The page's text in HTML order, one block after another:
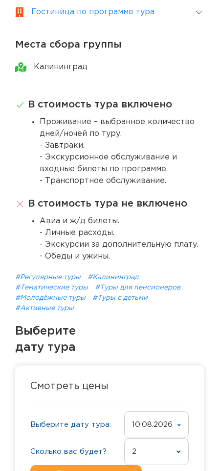
Гостиница по программе тура
Места сбора группы
Калининград
В стоимость тура включено
Проживание – выбранное количество
дней/ночей по туру.
- Завтраки.
- Экскурсионное обслуживание и
входные билеты по программе.
- Транспортное обслуживание.
В стоимость тура не включено
Авиа и ж/д билеты.
- Личные расходы.
- Экскурсии за дополнительную плату.
- Обеды и ужины.
#Регулярные туры
#Калининград
#Тематические туры
#Туры для пенсионеров
#Молодёжные туры
#Туры с детьми
#Активные туры
Выберите
дату тура
Смотреть цены
Выберите дату тура: 10.08.2026
Сколько вас будет? 2